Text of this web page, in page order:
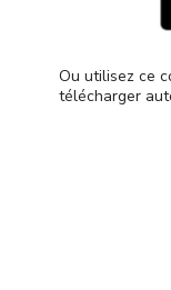
Ou utilisez ce
télécharger